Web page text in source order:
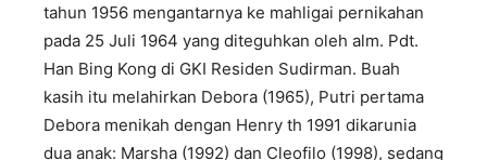
tahun 1956 mengantarnya ke mahligai pernikahan
pada 25 Juli 1964 yang diteguhkan oleh alm. Pdt.
Han Bing Kong di GKI Residen Sudirman. Buah
kasih itu melahirkan Debora (1965), Putri pertama
Debora menikah dengan Henry th 1991 dikarunia
dua anak: Marsha (1992) dan Cleofilo (1998), sedang